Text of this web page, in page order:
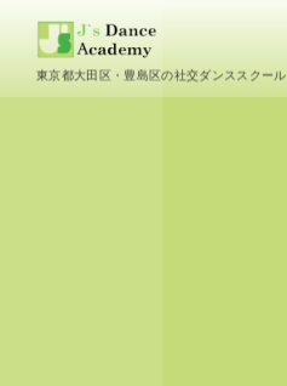
東京都大田区・豊島区の社交ダンススクール